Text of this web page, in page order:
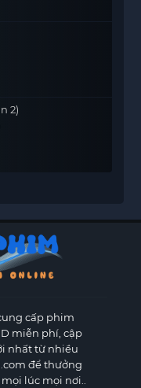
2)
cấp phim
miễn phí, cập
nhất từ nhiều
để thưởng
lúc mọi nơi..